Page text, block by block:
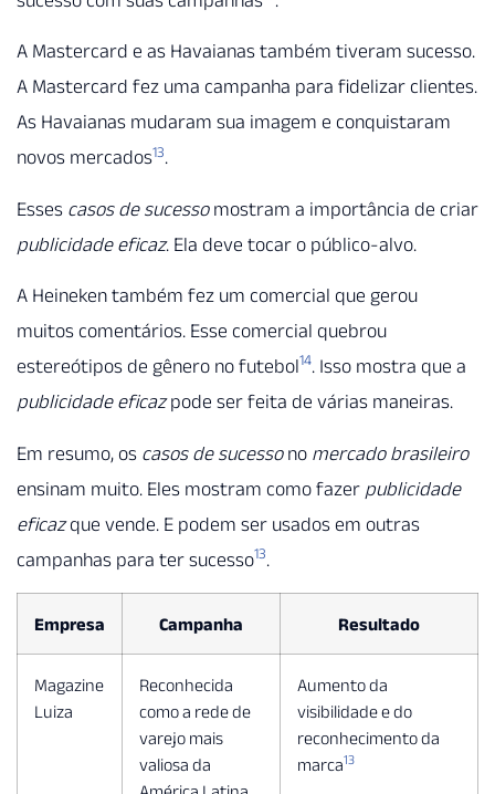
A Mastercard e as Havaianas também tiveram sucesso.
A Mastercard fez uma campanha para fidelizar clientes.
As Havaianas mudaram sua imagem e conquistaram
novos mercados13.
Esses casos de sucessomostram a importância de criar
publicidade eficaz. Ela deve tocar o público-alvo.
A Heineken também fez um comercial que gerou
muitos comentários. Esse comercial quebrou
estereótipos de gênero no futebol14. Isso mostra que a
publicidade eficazpode ser feita de várias maneiras.
Em resumo, os casos de sucessono mercado brasileiro
ensinam muito. Eles mostram como fazer publicidade
eficazque vende. E podem ser usados em outras
campanhas para ter sucesso13.
Empresa Campanha Resultado
Magazine
Luiza
Reconhecida
como a rede de
varejo mais
valiosa da
Aumento da
visibilidade e do
reconhecimento da
marca13